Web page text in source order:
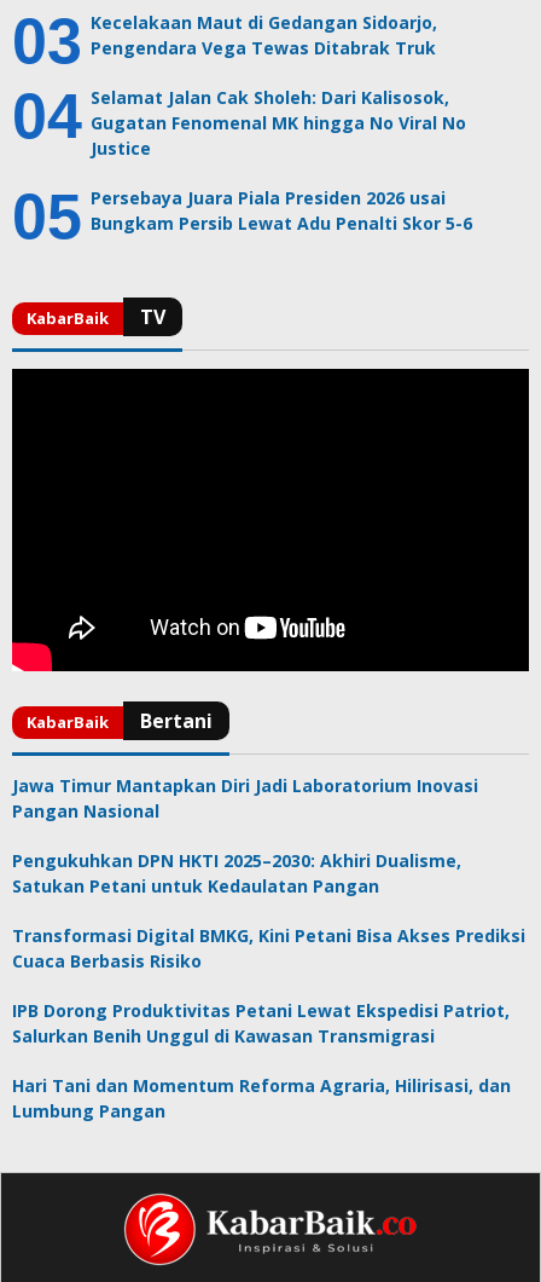
Kecelakaan Maut di Gedangan Sidoarjo,
Pengendara Vega Tewas Ditabrak Truk
Selamat Jalan Cak Sholeh: Dari Kalisosok,
Gugatan Fenomenal MK hingga No Viral No
Justice
Persebaya Juara Piala Presiden 2026 usai
Bungkam Persib Lewat Adu Penalti Skor 5-6
Jawa Timur Mantapkan Diri Jadi Laboratorium Inovasi
Pangan Nasional
Pengukuhkan DPN HKTI 2025–2030: Akhiri Dualisme,
Satukan Petani untuk Kedaulatan Pangan
Transformasi Digital BMKG, Kini Petani Bisa Akses Prediksi
Cuaca Berbasis Risiko
IPB Dorong Produktivitas Petani Lewat Ekspedisi Patriot,
Salurkan Benih Unggul di Kawasan Transmigrasi
Hari Tani dan Momentum Reforma Agraria, Hilirisasi, dan
Lumbung Pangan